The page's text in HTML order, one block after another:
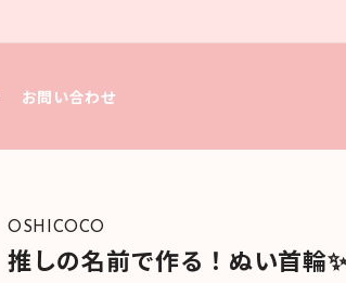
お問い合わせ
OSHICOCO
推しの名前で作る！ぬい首輪